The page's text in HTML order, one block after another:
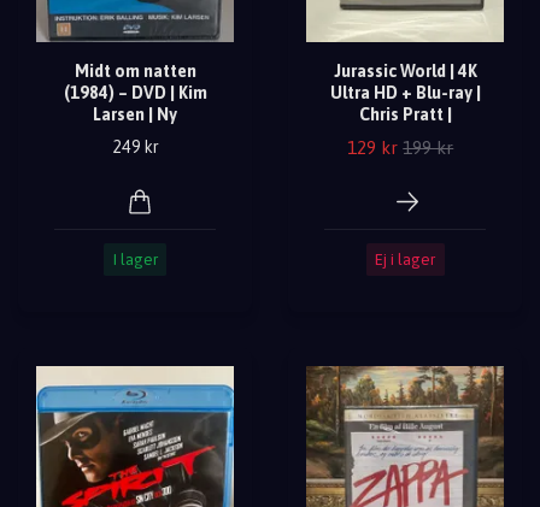
Midt om natten
(1984) – DVD | Kim
Larsen | Ny
249 kr
I lager
Jurassic World | 4K
Ultra HD + Blu-ray |
Chris Pratt |
129 kr 199 kr
Ej i lager